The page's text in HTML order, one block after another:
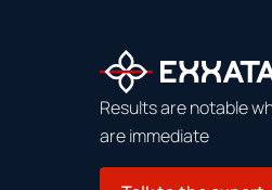
Results are notable
are immediate